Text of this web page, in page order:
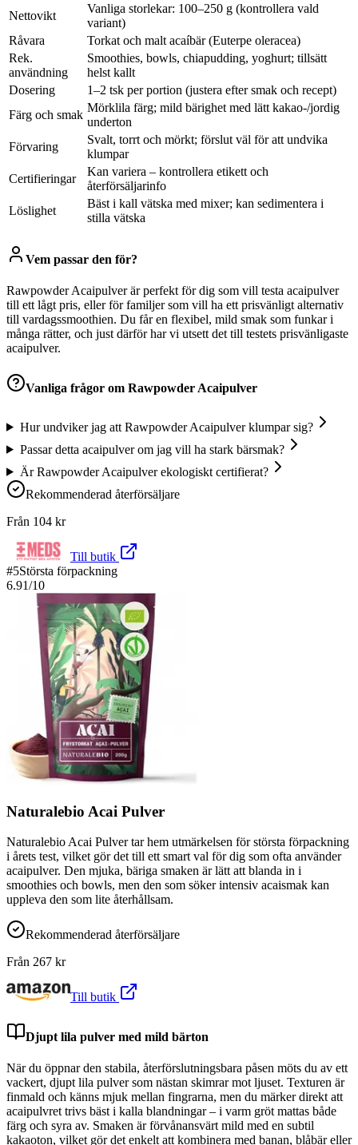
Nettovikt
Vanliga storlekar: 100–250 g (kontrollera vald
variant)
Råvara
Torkat och malt acaíbär (Euterpe oleracea)
Rek.
användning
Smoothies, bowls, chiapudding, yoghurt; tillsätt
helst kallt
Dosering
1–2 tsk per portion (justera efter smak och recept)
Färg och smak
Mörklila färg; mild bärighet med lätt kakao-/jordig
underton
Förvaring
Svalt, torrt och mörkt; förslut väl för att undvika
klumpar
Certifieringar
Kan variera – kontrollera etikett och
återförsäljarinfo
Löslighet
Bäst i kall vätska med mixer; kan sedimentera i
stilla vätska
Vem passar den för?
Rawpowder Acaipulver är perfekt för dig som vill testa acaipulver
till ett lågt pris, eller för familjer som vill ha ett prisvänligt alternativ
till vardagssmoothien. Du får en flexibel, mild smak som funkar i
många rätter, och just därför har vi utsett det till testets prisvänligaste
acaipulver.
Vanliga frågor om Rawpowder Acaipulver
Hur undviker jag att Rawpowder Acaipulver klumpar sig?
Passar detta acaipulver om jag vill ha stark bärsmak?
Är Rawpowder Acaipulver ekologiskt certifierat?
Rekommenderad återförsäljare
Från 104 kr
Till butik
#5Största förpackning
6.91/10
Naturalebio Acai Pulver
Naturalebio Acai Pulver tar hem utmärkelsen för största förpackning
i årets test, vilket gör det till ett smart val för dig som ofta använder
acaipulver. Den mjuka, bäriga smaken är lätt att blanda in i
smoothies och bowls, men den som söker intensiv acaismak kan
uppleva den som lite återhållsam.
Rekommenderad återförsäljare
Från 267 kr
Till butik
Djupt lila pulver med mild bärton
När du öppnar den stabila, återförslutningsbara påsen möts du av ett
vackert, djupt lila pulver som nästan skimrar mot ljuset. Texturen är
finmald och känns mjuk mellan fingrarna, men du märker direkt att
acaipulvret trivs bäst i kalla blandningar – i varm gröt mattas både
färg och syra av. Smaken är förvånansvärt mild med en subtil
kakaoton, vilket gör det enkelt att kombinera med banan, blåbär eller